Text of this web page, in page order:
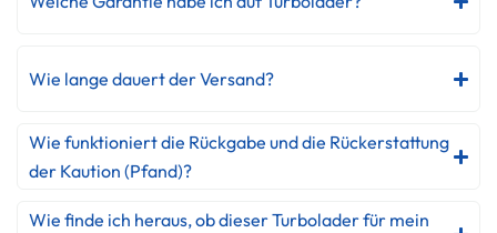
Wie lange dauert der Versand?
Wie funktioniert die Rückgabe und die Rückerstattung
der Kaution (Pfand)?
Wie finde ich heraus, ob dieser Turbolader für mein